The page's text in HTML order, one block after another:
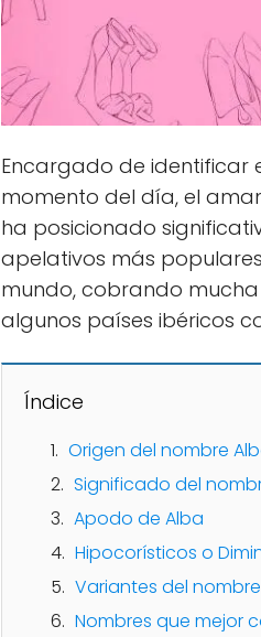
Encargado de identificar
momento del día, el
ha posicionado
apelativos más
mundo, cobrando
algunos países ibéricos
Índice
Origen del nombre
Significado del
Apodo de Alba
Hipocorísticos o
Variantes del
Nombres que mejor